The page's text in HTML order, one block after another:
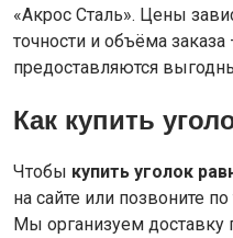
«Акрос Сталь». Цены
точности и объёма
предоставляются
Как купить
Чтобы купить уголок
на сайте или позвоните
Мы организуем